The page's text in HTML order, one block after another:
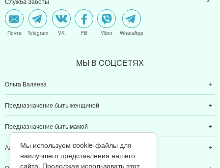
Почта Telegram VK FB Viber WhatsApp
МЫ В CОЦCЕТЯХ
Ольга Валяева
Предназначение быть женщиной
Предназначение быть мамой
Алексей Валяев
Мы используем cookie-файлы для
наилучшего представления нашего
сайта. Продолжая использовать этот